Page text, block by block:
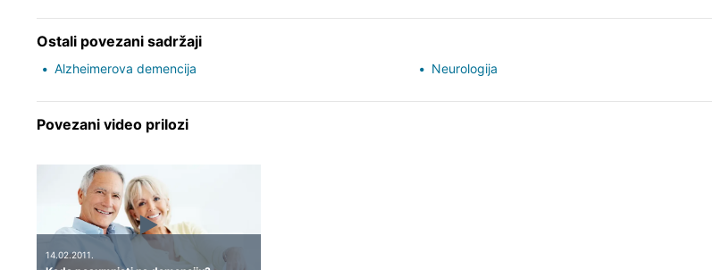
Ostali povezani sadržaji
Alzheimerova demencija Neurologija
Povezani video prilozi
14.02.2011.